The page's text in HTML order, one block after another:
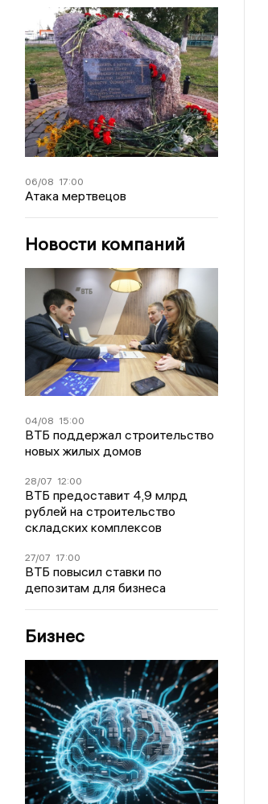
06/08 17:00
Атака мертвецов
Новости компаний
04/08 15:00
ВТБ поддержал строительство
новых жилых домов
28/07 12:00
ВТБ предоставит 4,9 млрд
рублей на строительство
складских комплексов
27/07 17:00
ВТБ повысил ставки по
депозитам для бизнеса
Бизнес